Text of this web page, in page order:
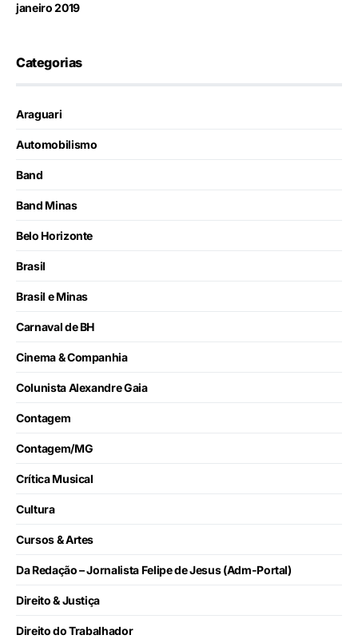
janeiro 2019
Categorias
Araguari
Automobilismo
Band
Band Minas
Belo Horizonte
Brasil
Brasil e Minas
Carnaval de BH
Cinema & Companhia
Colunista Alexandre Gaia
Contagem
Contagem/MG
Crítica Musical
Cultura
Cursos & Artes
Da Redação – Jornalista Felipe de Jesus (Adm-Portal)
Direito & Justiça
Direito do Trabalhador